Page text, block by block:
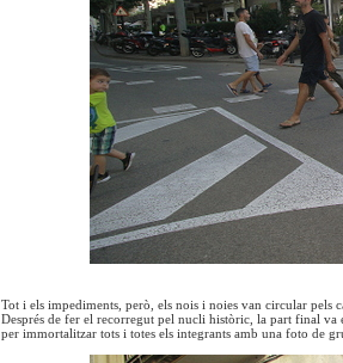
Tot i els impediments, però, els nois i noies van circular pels
Després de fer el recorregut pel nucli històric, la part final
per immortalitzar tots i totes els integrants amb una foto de